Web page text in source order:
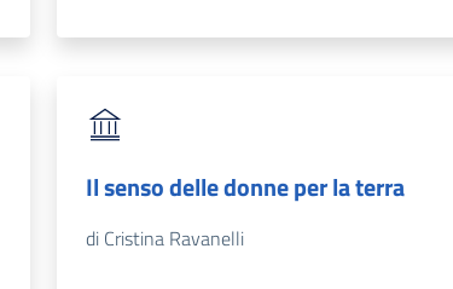
Il senso delle donne per la terra
di Cristina Ravanelli